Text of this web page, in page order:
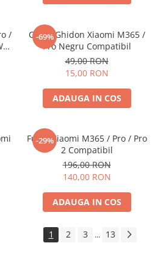
/
-69%
Carlig Ghidon Xiaomi M365 /
Pro Negru Compatibil
49,00 RON
15,00 RON
ADAUGA IN COS
-29%
Furca Xiaomi M365 / Pro / Pro
2 Compatibil
196,00 RON
140,00 RON
ADAUGA IN COS
1 2 3 ... 13